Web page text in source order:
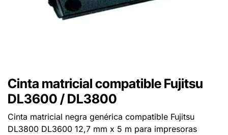
Cinta matricial compatible Fujitsu
DL3600 / DL3800
Cinta matricial negra genérica compatible Fujitsu
DL3800 DL3600 12,7 mm x 5 m para impresoras